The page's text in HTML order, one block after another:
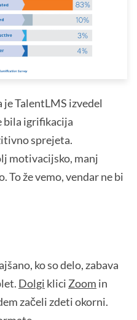
TalentLMS izvedel
bila igrifikacija
sprejeta.
motivacijsko, manj
že vemo, vendar ne bi
ko so delo, zabava
Dolgi klici Zoom in
začeli zdeti okorni.